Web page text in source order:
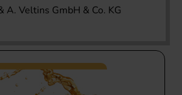
A. Veltins GmbH & Co. KG